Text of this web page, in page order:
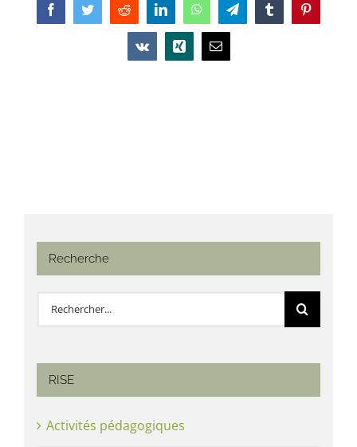
FacebookTwitterReddit LinkedInWhatsAppTelegramTumblrPinterest
Vk Xing Email
Recherche
Rechercher:
RISE
Activités pédagogiques